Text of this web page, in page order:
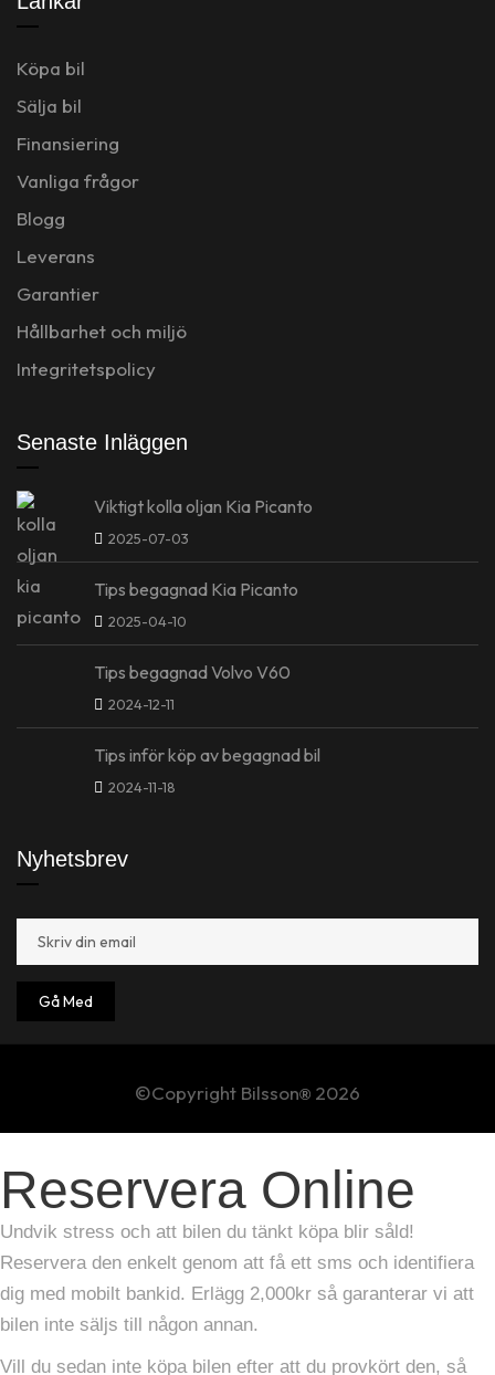
Köpa bil
Sälja bil
Finansiering
Vanliga frågor
Blogg
Leverans
Garantier
Hållbarhet och miljö
Integritetspolicy
Senaste Inläggen
Viktigt kolla oljan Kia Picanto
2025-07-03
Tips begagnad Kia Picanto
2025-04-10
Tips begagnad Volvo V60
2024-12-11
Tips inför köp av begagnad bil
2024-11-18
Nyhetsbrev
Gå Med
©Copyright Bilsson® 2026
Reservera Online
Undvik stress och att bilen du tänkt köpa blir såld!
Reservera den enkelt genom att få ett sms och identifiera
dig med mobilt bankid. Erlägg 2,000kr så garanterar vi att
bilen inte säljs till någon annan.
Vill du sedan inte köpa bilen efter att du provkört den, så